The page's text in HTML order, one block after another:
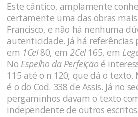
Este cântico, amplamente
certamente uma das obras
Francisco, e não há nenhuma
autenticidade. Já há referências
em 1Cel80, em2Cel165, em
No Espelho da Perfeição é
115 até o n.120, que dá o texto.
é o do Cod. 338 de Assis. Já no
pergaminhos davam o texto
independente de outros escritos.